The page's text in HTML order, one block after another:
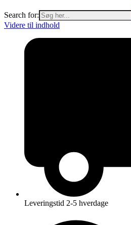
Search for:
Videre til indhold
Leveringstid 2-5 hverdage